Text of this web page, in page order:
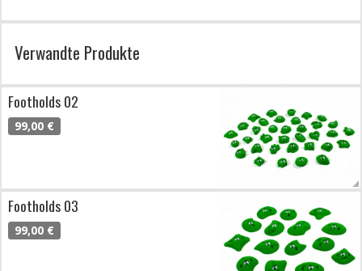
Verwandte Produkte
Footholds 02
99,00 €
Footholds 03
99,00 €